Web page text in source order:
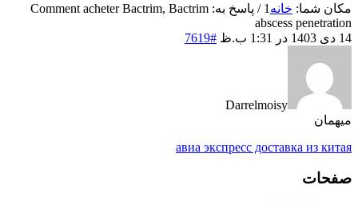
مکان شما: خانه 1
/
پاسخ به: Comment acheter Bactrim, Bactrim
abscess penetration
14 دی 1403 در 1:31 ب.ظ
#7619
Darrelmoisy
میهمان
авиа экспресс доставка из китая
صفحات